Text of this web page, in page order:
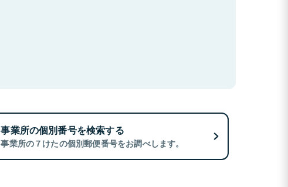
事業所の個別番号を検索する
事業所の７けたの個別郵便番号をお調べします。